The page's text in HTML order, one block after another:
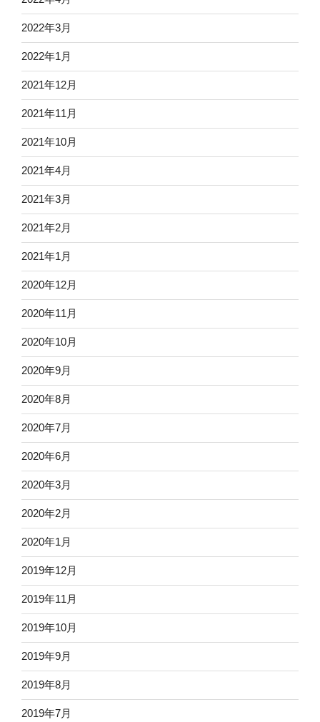
2022年3月
2022年1月
2021年12月
2021年11月
2021年10月
2021年4月
2021年3月
2021年2月
2021年1月
2020年12月
2020年11月
2020年10月
2020年9月
2020年8月
2020年7月
2020年6月
2020年3月
2020年2月
2020年1月
2019年12月
2019年11月
2019年10月
2019年9月
2019年8月
2019年7月